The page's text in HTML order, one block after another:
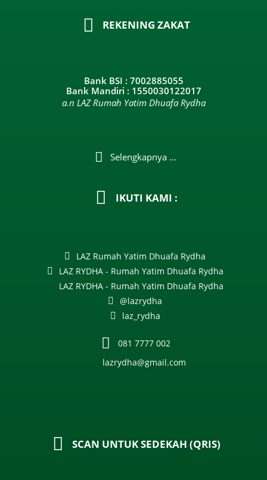
REKENING ZAKAT
Bank BSI : 7002885055
Bank Mandiri : 1550030122017
a.n LAZ Rumah Yatim Dhuafa Rydha
Selengkapnya ...
IKUTI KAMI :
LAZ Rumah Yatim Dhuafa Rydha
LAZ RYDHA - Rumah Yatim Dhuafa Rydha
LAZ RYDHA - Rumah Yatim Dhuafa Rydha
@lazrydha
laz_rydha
081 7777 002
lazrydha@gmail.com
SCAN UNTUK SEDEKAH (QRIS)